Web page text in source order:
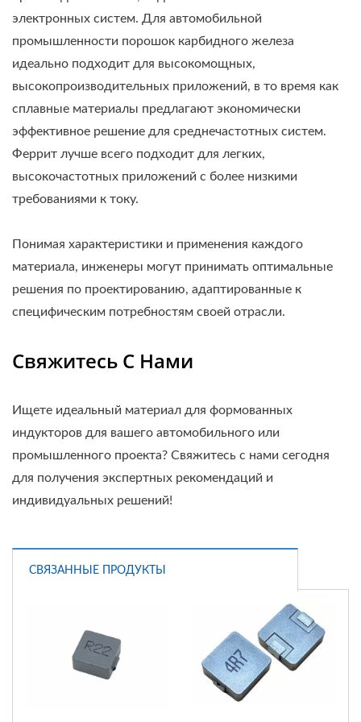
электронных систем. Для автомобильной
промышленности порошок карбидного железа
идеально подходит для высокомощных,
высокопроизводительных приложений, в то время как
сплавные материалы предлагают экономически
эффективное решение для среднечастотных систем.
Феррит лучше всего подходит для легких,
высокочастотных приложений с более низкими
требованиями к току.
Понимая характеристики и применения каждого
материала, инженеры могут принимать оптимальные
решения по проектированию, адаптированные к
специфическим потребностям своей отрасли.
Свяжитесь С Нами
Ищете идеальный материал для формованных
индукторов для вашего автомобильного или
промышленного проекта? Свяжитесь с нами сегодня
для получения экспертных рекомендаций и
индивидуальных решений!
СВЯЗАННЫЕ ПРОДУКТЫ